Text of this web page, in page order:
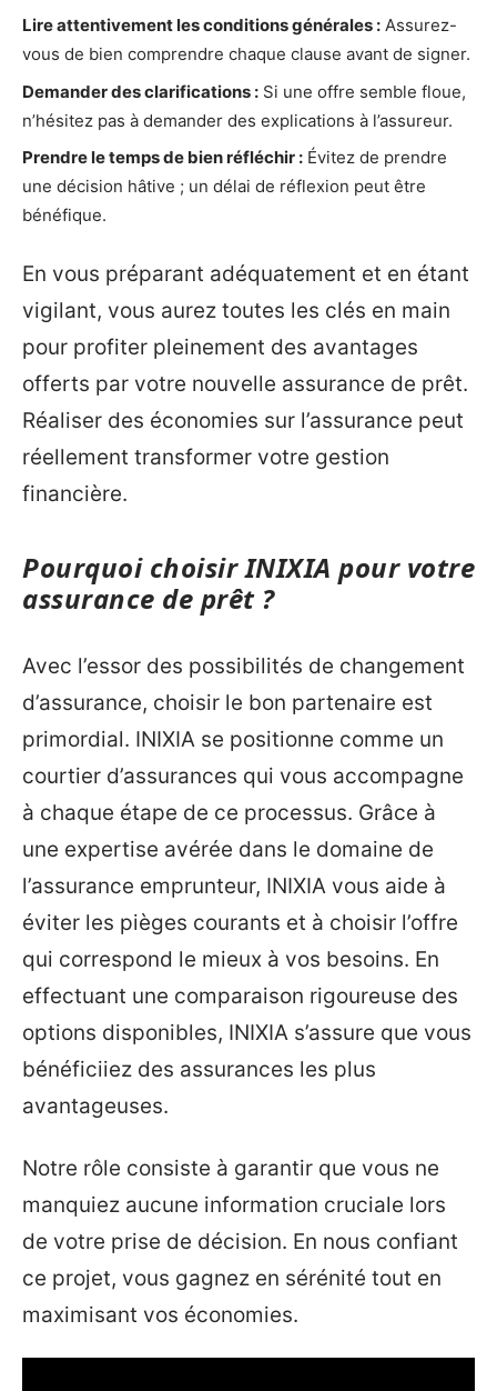
Lire attentivement les conditions générales : Assurez-
vous de bien comprendre chaque clause avant de signer.
Demander des clarifications : Si une offre semble floue,
n’hésitez pas à demander des explications à l’assureur.
Prendre le temps de bien réfléchir : Évitez de prendre
une décision hâtive ; un délai de réflexion peut être
bénéfique.
En vous préparant adéquatement et en étant
vigilant, vous aurez toutes les clés en main
pour profiter pleinement des avantages
offerts par votre nouvelle assurance de prêt.
Réaliser des économies sur l’assurance peut
réellement transformer votre gestion
financière.
Pourquoi choisir INIXIA pour votre
assurance de prêt ?
Avec l’essor des possibilités de changement
d’assurance, choisir le bon partenaire est
primordial. INIXIA se positionne comme un
courtier d’assurances qui vous accompagne
à chaque étape de ce processus. Grâce à
une expertise avérée dans le domaine de
l’assurance emprunteur, INIXIA vous aide à
éviter les pièges courants et à choisir l’offre
qui correspond le mieux à vos besoins. En
effectuant une comparaison rigoureuse des
options disponibles, INIXIA s’assure que vous
bénéficiiez des assurances les plus
avantageuses.
Notre rôle consiste à garantir que vous ne
manquiez aucune information cruciale lors
de votre prise de décision. En nous confiant
ce projet, vous gagnez en sérénité tout en
maximisant vos économies.